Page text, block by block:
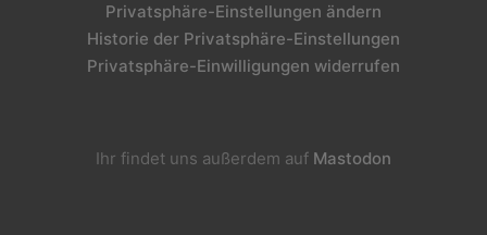
Privatsphäre-Einstellungen ändern
Historie der Privatsphäre-Einstellungen
Privatsphäre-Einwilligungen widerrufen
Ihr findet uns außerdem auf Mastodon